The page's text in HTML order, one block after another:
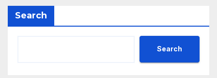
Search
Search